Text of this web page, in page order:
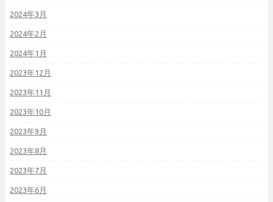
2024年3月
2024年2月
2024年1月
2023年12月
2023年11月
2023年10月
2023年9月
2023年8月
2023年7月
2023年6月